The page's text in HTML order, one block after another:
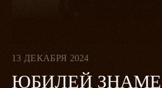
13 ДЕКАБРЯ 2024
ЮБИЛЕЙ